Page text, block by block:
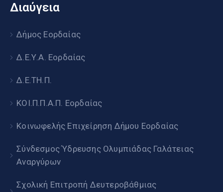
Διαύγεια
Δήμος Εορδαίας
Δ.Ε.Υ.Α. Εορδαίας
Δ.Ε.ΤΗ.Π.
ΚΟΙ.Π.Π.Α.Π. Εορδαίας
Κοινωφελής Επιχείρηση Δήμου Εορδαίας
Σύνδεσμος Ύδρευσης Ολυμπιάδας Γαλάτειας
Αναργύρων
Σχολική Επιτροπή Δευτεροβάθμιας